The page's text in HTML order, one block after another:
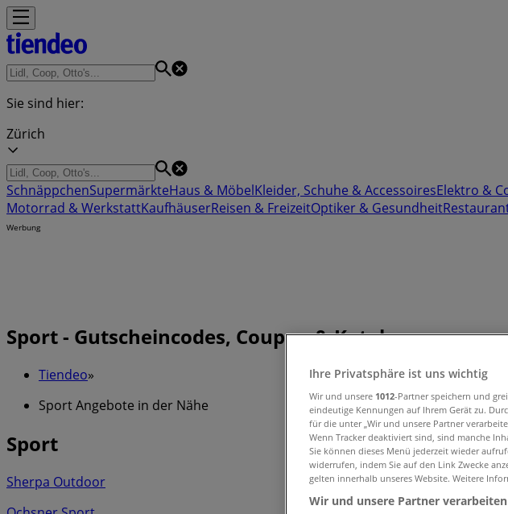
Sie sind hier:
Zürich
SchnäppchenSupermärkteHaus & MöbelKleider, Schuhe & AccessoiresElektro &
Motorrad & WerkstattKaufhäuserReisen & FreizeitOptiker & Gesundheit
Werbung
Sport - Gutscheincodes, Coupon & Kataloge
Tiendeo»
Sport Angebote in der Nähe
Sport
Sherpa Outdoor
Ihre Privatsphäre ist uns wichtig
Wir und unsere 1012-Partner speichern und
eindeutige Kennungen auf Ihrem Gerät zu.
für die unter „Wir und unsere Partner
Wenn Tracker deaktiviert sind, sind manche
Sie können dieses Menü jederzeit wieder
widerrufen, indem Sie auf den Link Zwecke
gelten innerhalb unseres Website. Weitere
Wir und unsere Partner